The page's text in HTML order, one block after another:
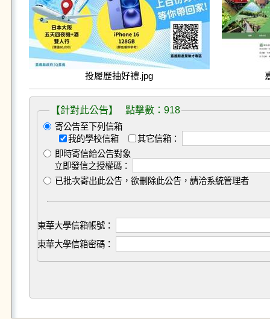
投履歷抽好禮.jpg
【針對此公告】 點擊數：918
寄公告至下列信箱
我的學校信箱
其它信箱：
即時寄信給公告對象
立即發信之授權碼：
已批次寄出此公告，欲刪除此公告，請洽系統管理者
東華大學信箱帳號：
東華大學信箱密碼：